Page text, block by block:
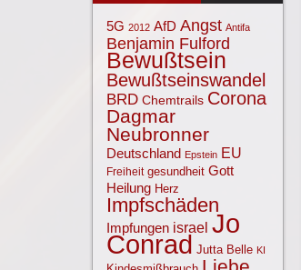
5G 2012 AfD Angst Antifa
Benjamin Fulford
Bewußtsein
Bewußtseinswandel
BRD Chemtrails Corona
Dagmar
Neubronner
Deutschland Epstein EU
Freiheit gesundheit Gott
Heilung Herz
Impfschäden
Impfungen israel Jo
Conrad Jutta Belle KI
Liebe